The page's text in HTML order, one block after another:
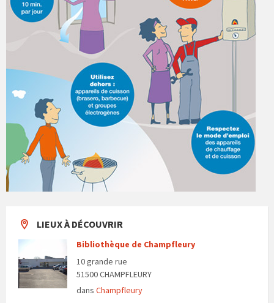
LIEUX À DÉCOUVRIR
Bibliothèque de Champfleury
10 grande rue
51500 CHAMPFLEURY
dans Champfleury